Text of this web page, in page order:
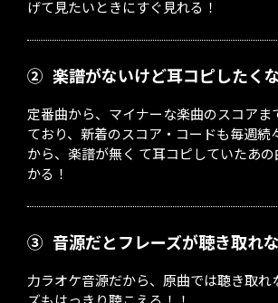
げて見たいときにすぐ見れる！
② 楽譜がないけど耳コピしたく
定番曲から、マイナーな楽曲のスコアま
ており、新着のスコア・コードも毎週続
から、楽譜が無く て耳コピしていたあ
かる！
③ 音源だとフレーズが聴き取れ
力ラオケ音源だから、原曲では聴き取れ